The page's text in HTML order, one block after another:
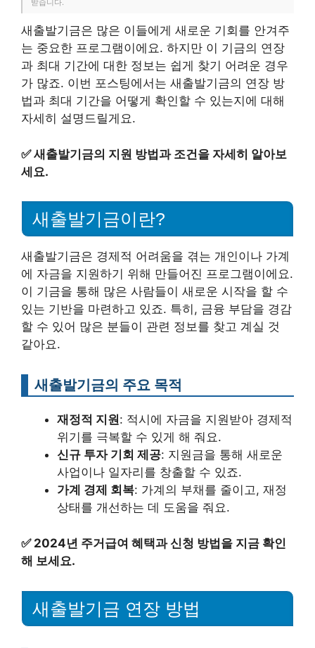
받습니다.
새출발기금은 많은 이들에게 새로운 기회를 안겨주
는 중요한 프로그램이에요. 하지만 이 기금의 연장
과 최대 기간에 대한 정보는 쉽게 찾기 어려운 경우
가 많죠. 이번 포스팅에서는 새출발기금의 연장 방
법과 최대 기간을 어떻게 확인할 수 있는지에 대해
자세히 설명드릴게요.
✅새출발기금의 지원 방법과 조건을 자세히 알아보
세요.
새출발기금이란?
새출발기금은 경제적 어려움을 겪는 개인이나 가계
에 자금을 지원하기 위해 만들어진 프로그램이에요.
이 기금을 통해 많은 사람들이 새로운 시작을 할 수
있는 기반을 마련하고 있죠. 특히, 금융 부담을 경감
할 수 있어 많은 분들이 관련 정보를 찾고 계실 것
같아요.
새출발기금의 주요 목적
재정적 지원: 적시에 자금을 지원받아 경제적
위기를 극복할 수 있게 해 줘요.
신규 투자 기회 제공: 지원금을 통해 새로운
사업이나 일자리를 창출할 수 있죠.
가계 경제 회복: 가계의 부채를 줄이고, 재정
상태를 개선하는 데 도움을 줘요.
✅ 2024년 주거급여 혜택과 신청 방법을 지금 확인
해 보세요.
새출발기금 연장 방법